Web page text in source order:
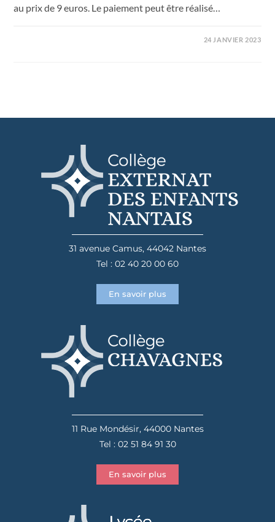
au prix de 9 euros. Le paiement peut être réalisé…
24 JANVIER 2023
31 avenue Camus, 44042 Nantes
Tel : 02 40 20 00 60
En savoir plus
11 Rue Mondésir, 44000 Nantes
Tel : 02 51 84 91 30
En savoir plus